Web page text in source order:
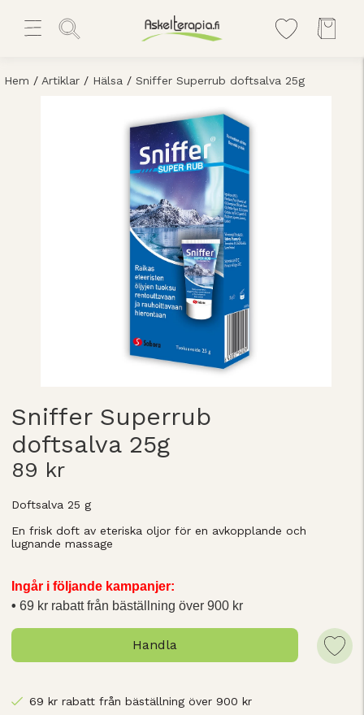
Hem / Artiklar / Hälsa / Sniffer Superrub doftsalva 25g
Sniffer Superrub
doftsalva 25g
89 kr
Doftsalva 25 g
En frisk doft av eteriska oljor för en avkopplande och
lugnande massage
Ingår i följande kampanjer:
69 kr rabatt från bäställning över 900 kr
Handla
69 kr rabatt från bäställning över 900 kr